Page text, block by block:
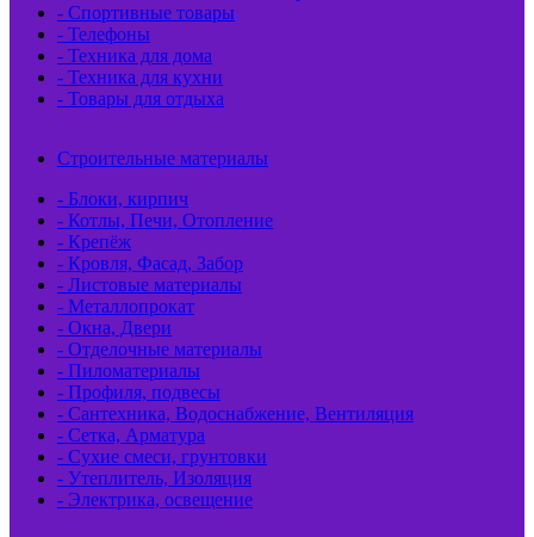
- Спортивные товары
- Телефоны
- Техника для дома
- Техника для кухни
- Товары для отдыха
Строительные материалы
- Блоки, кирпич
- Котлы, Печи, Отопление
- Крепёж
- Кровля, Фасад, Забор
- Листовые материалы
- Металлопрокат
- Окна, Двери
- Отделочные материалы
- Пиломатериалы
- Профиля, подвесы
- Сантехника, Водоснабжение, Вентиляция
- Сетка, Арматура
- Сухие смеси, грунтовки
- Утеплитель, Изоляция
- Электрика, освещение